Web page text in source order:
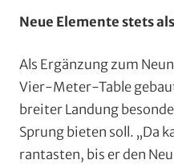
Neue Elemente stets
Als Ergänzung zum
Vier-Meter-Table
breiter Landung
Sprung bieten soll. „Da
rantasten, bis er den